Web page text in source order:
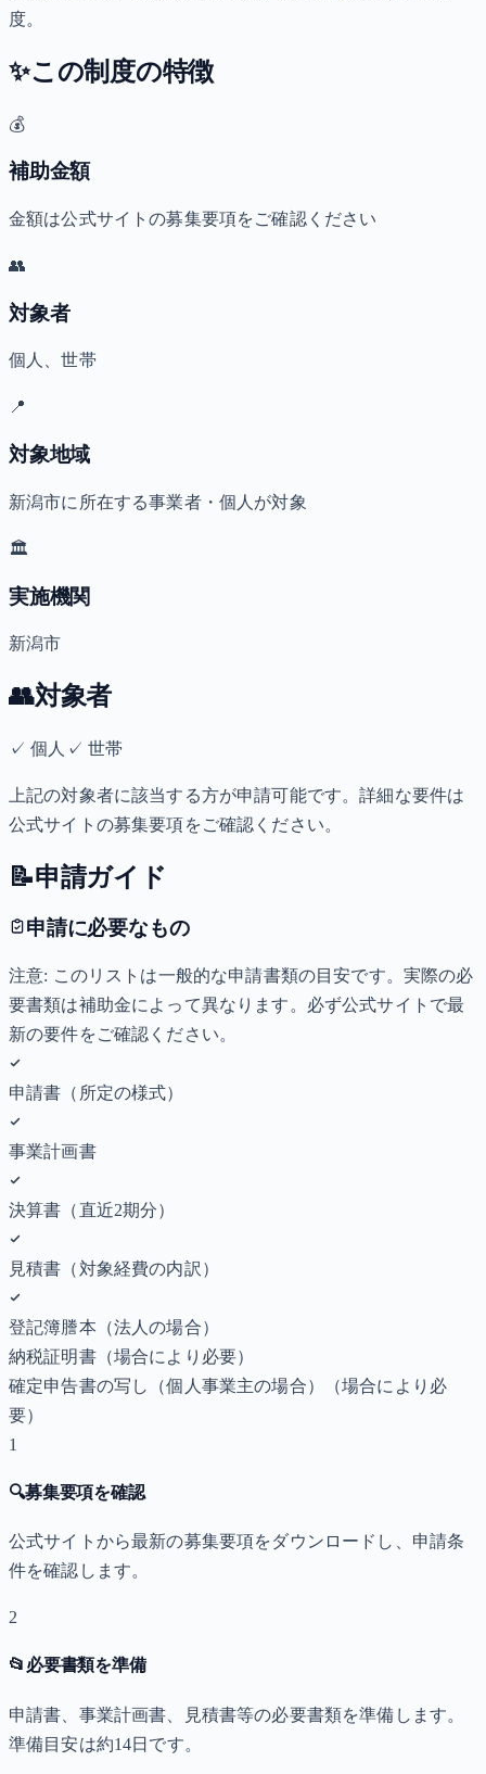
度。
✨この制度の特徴
💰
補助金額
金額は公式サイトの募集要項をご確認ください
👥
対象者
個人、世帯
📍
対象地域
新潟市に所在する事業者・個人が対象
🏛️
実施機関
新潟市
👥対象者
✓個人 ✓ 世帯
上記の対象者に該当する方が申請可能です。詳細な要件は
公式サイトの募集要項をご確認ください。
📝申請ガイド
申請に必要なもの
注意: このリストは一般的な申請書類の目安です。実際の必
要書類は補助金によって異なります。必ず公式サイトで最
新の要件をご確認ください。
申請書（所定の様式）
事業計画書
決算書（直近2期分）
見積書（対象経費の内訳）
登記簿謄本（法人の場合）
納税証明書（場合により必要）
確定申告書の写し（個人事業主の場合）
（場合により必
要）
1
🔍募集要項を確認
公式サイトから最新の募集要項をダウンロードし、申請条
件を確認します。
2
📂 必要書類を準備
申請書、事業計画書、見積書等の必要書類を準備します。
準備目安は約14日です。